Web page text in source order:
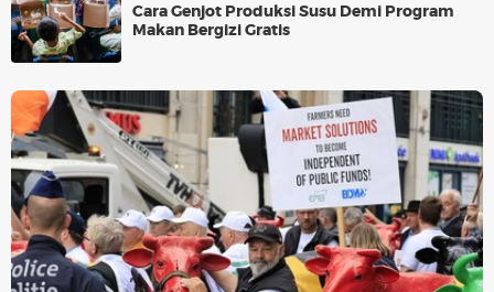
Cara Genjot Produksi Susu Demi Program
Makan Bergizi Gratis